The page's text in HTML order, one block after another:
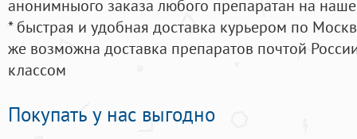
анонимныого заказа любого препаратан на
* быстрая и удобная доставка курьером по
же возможна доставка препаратов почтой
классом
Покупать у нас выгодно